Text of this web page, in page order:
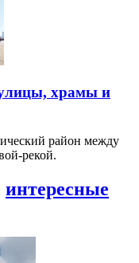
храмы и
район между
рекой.
интересные